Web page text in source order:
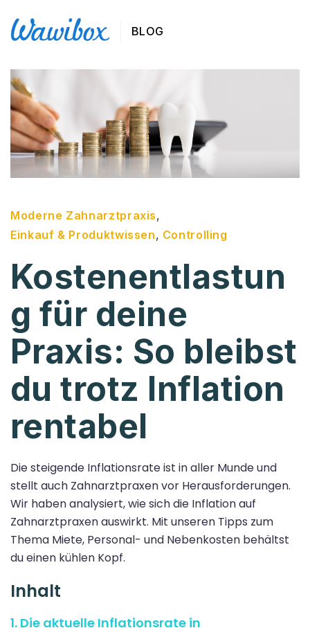
BLOG
Moderne Zahnarztpraxis,
Einkauf & Produktwissen, Controlling
Kostenentlastun
g für deine
Praxis: So bleibst
du trotz Inflation
rentabel
Die steigende Inflationsrate ist in aller Munde und
stellt auch Zahnarztpraxen vor Herausforderungen.
Wir haben analysiert, wie sich die Inflation auf
Zahnarztpraxen auswirkt. Mit unseren Tipps zum
Thema Miete, Personal- und Nebenkosten behältst
du einen kühlen Kopf.
Inhalt
1. Die aktuelle Inflationsrate in